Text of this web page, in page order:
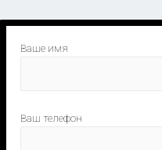
Ваше имя
Ваш телефон